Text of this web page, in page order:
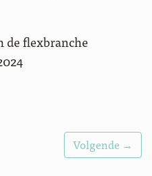
de flexbranche
Volgende →